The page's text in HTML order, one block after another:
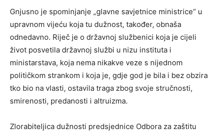
Gnjusno je spominjanje „glavne savjetnice ministrice“ u
upravnom vijeću koja tu dužnost, također, obnaša
odnedavno. Riječ je o državnoj službenici koja je cijeli
život posvetila državnoj službi u nizu instituta i
ministarstava, koja nema nikakve veze s nijednom
političkom strankom i koja je, gdje god je bila i bez obzira
tko bio na vlasti, ostavila traga zbog svoje stručnosti,
smirenosti, predanosti i altruizma.
Zlorabiteljica dužnosti predsjednice Odbora za zaštitu